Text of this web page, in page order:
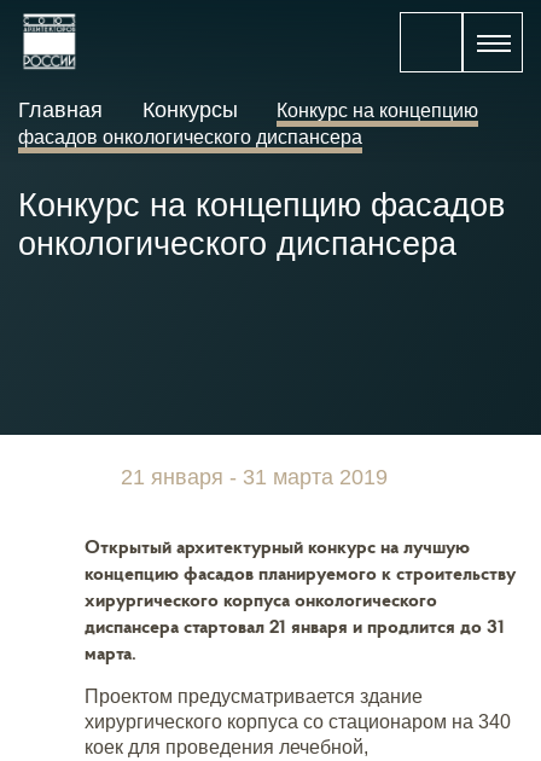
Главная Конкурсы
Конкурс на концепцию
фасадов онкологического диспансера
Конкурс на концепцию фасадов
онкологического диспансера
21 января - 31 марта 2019
Открытый архитектурный конкурс на лучшую
концепцию фасадов планируемого к строительству
хирургического корпуса онкологического
диспансера стартовал 21 января и продлится до 31
марта.
Проектом предусматривается здание
хирургического корпуса со стационаром на 340
коек для проведения лечебной,